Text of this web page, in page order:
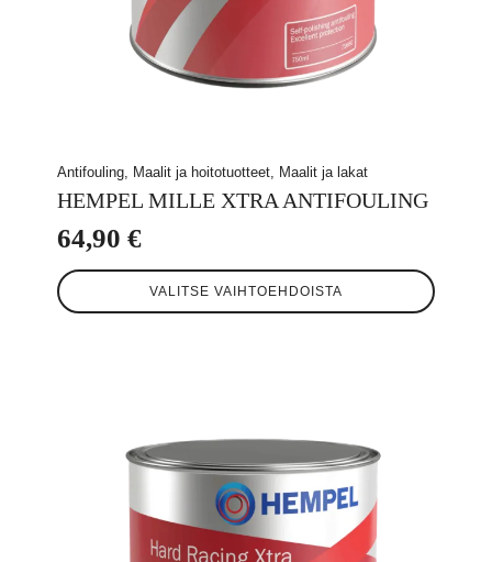
Antifouling, Maalit ja hoitotuotteet, Maalit ja lakat
HEMPEL MILLE XTRA ANTIFOULING
64,90 €
VALITSE VAIHTOEHDOISTA
Tällä
tuotteella